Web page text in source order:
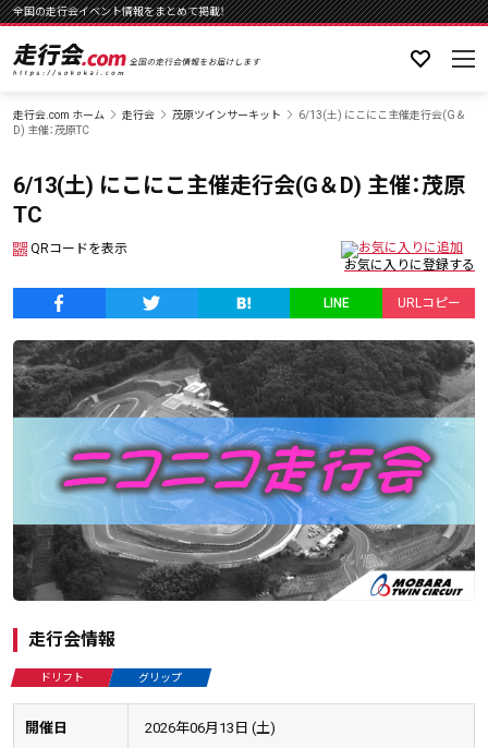
全国の走行会イベント情報をまとめて掲載！
走行会.com ホーム 走行会 茂原ツインサーキット
6/13(土) にこにこ主催走行会(G＆
D) 主催：茂原TC
6/13(土) にこにこ主催走行会(G＆D) 主催：茂原
TC
QRコードを表示
LINE URLコピー
走行会情報
ドリフト グリップ
開催日 2026年06月13日 (土)